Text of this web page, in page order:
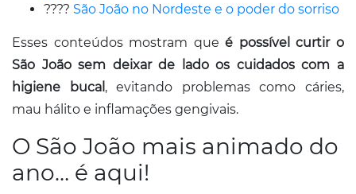
???? São João no Nordeste e o poder do sorriso
Esses conteúdos mostram queé possível curtir o
São João sem deixar de lado os cuidados com a
higiene bucal , evitando problemas como cáries,
mau hálito e inflamações gengivais.
O São João mais animado do
ano… é aqui!